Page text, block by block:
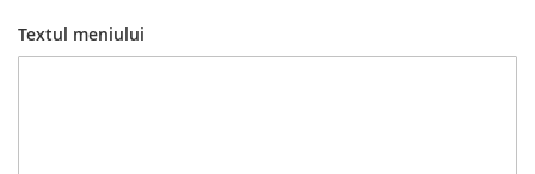
Textul meniului